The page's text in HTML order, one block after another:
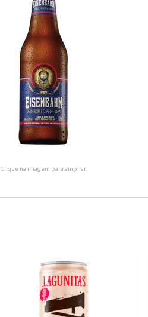
Clique na imagem para ampliar.